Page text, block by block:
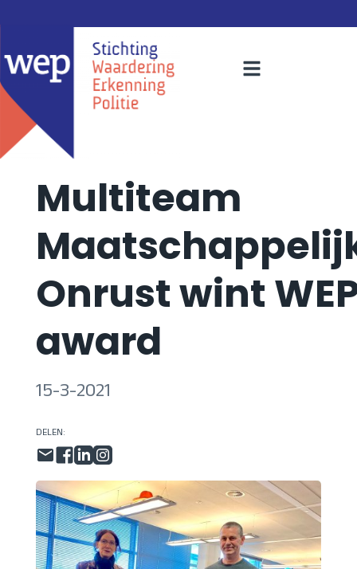
Multiteam
Onrust wint
award
15-3-2021
DELEN: